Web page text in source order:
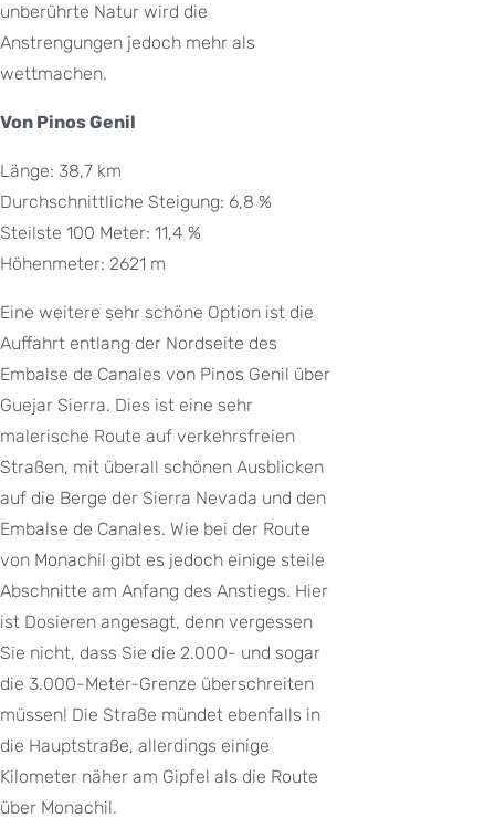
unberührte Natur wird die
Anstrengungen jedoch mehr als
wettmachen.
Von Pinos Genil
Länge: 38,7 km
Durchschnittliche Steigung: 6,8 %
Steilste 100 Meter: 11,4 %
Höhenmeter: 2621 m
Eine weitere sehr schöne Option ist die
Auffahrt entlang der Nordseite des
Embalse de Canales von Pinos Genil über
Guejar Sierra. Dies ist eine sehr
malerische Route auf verkehrsfreien
Straßen, mit überall schönen Ausblicken
auf die Berge der Sierra Nevada und den
Embalse de Canales. Wie bei der Route
von Monachil gibt es jedoch einige steile
Abschnitte am Anfang des Anstiegs. Hier
ist Dosieren angesagt, denn vergessen
Sie nicht, dass Sie die 2.000- und sogar
die 3.000-Meter-Grenze überschreiten
müssen! Die Straße mündet ebenfalls in
die Hauptstraße, allerdings einige
Kilometer näher am Gipfel als die Route
über Monachil.